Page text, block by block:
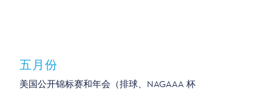
五月份
美国公开锦标赛和年会（排球、NAGAAA 杯